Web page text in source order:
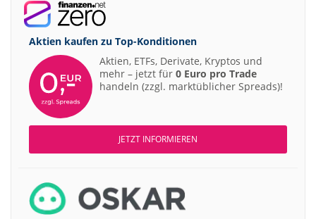
Aktien kaufen zu Top-Konditionen
Aktien, ETFs, Derivate, Kryptos und
mehr – jetzt für 0 Euro pro Trade
handeln (zzgl. marktüblicher Spreads)!
JETZT INFORMIEREN